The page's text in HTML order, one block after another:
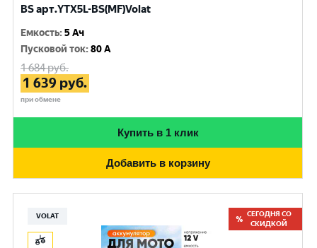
BS арт.YTX5L-BS(MF)Volat
Емкость:5 Ач
Пусковой ток:80 A
1 684руб.
1 639 руб.
при обмене
Купить в 1 клик
Добавить в корзину
VOLAT
СЕГОДНЯ СО
СКИДКОЙ